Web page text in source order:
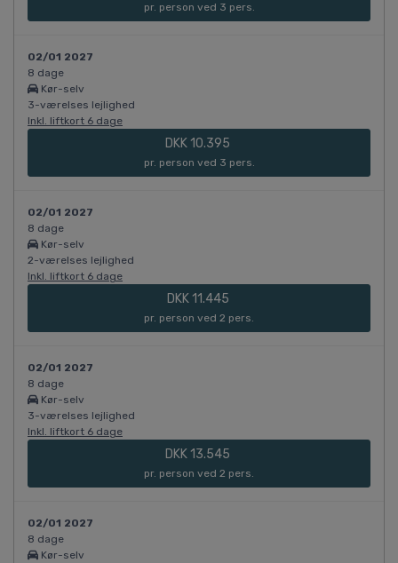
pr. person ved 3 pers.
02/01 2027
8 dage
Kør-selv
3-værelses lejlighed
Inkl. liftkort 6 dage
DKK 10.395
pr. person ved 3 pers.
02/01 2027
8 dage
Kør-selv
2-værelses lejlighed
Inkl. liftkort 6 dage
DKK 11.445
pr. person ved 2 pers.
02/01 2027
8 dage
Kør-selv
3-værelses lejlighed
Inkl. liftkort 6 dage
DKK 13.545
pr. person ved 2 pers.
02/01 2027
8 dage
Kør-selv